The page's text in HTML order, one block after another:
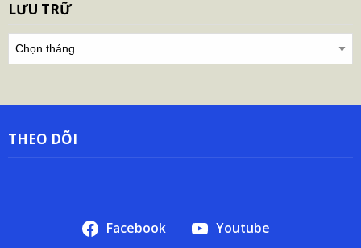
LƯU TRỮ
trữ
THEO DÕI
Facebook Youtube